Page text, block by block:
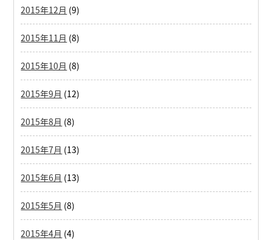
2015年12月 (9)
2015年11月 (8)
2015年10月 (8)
2015年9月 (12)
2015年8月 (8)
2015年7月 (13)
2015年6月 (13)
2015年5月 (8)
2015年4月 (4)